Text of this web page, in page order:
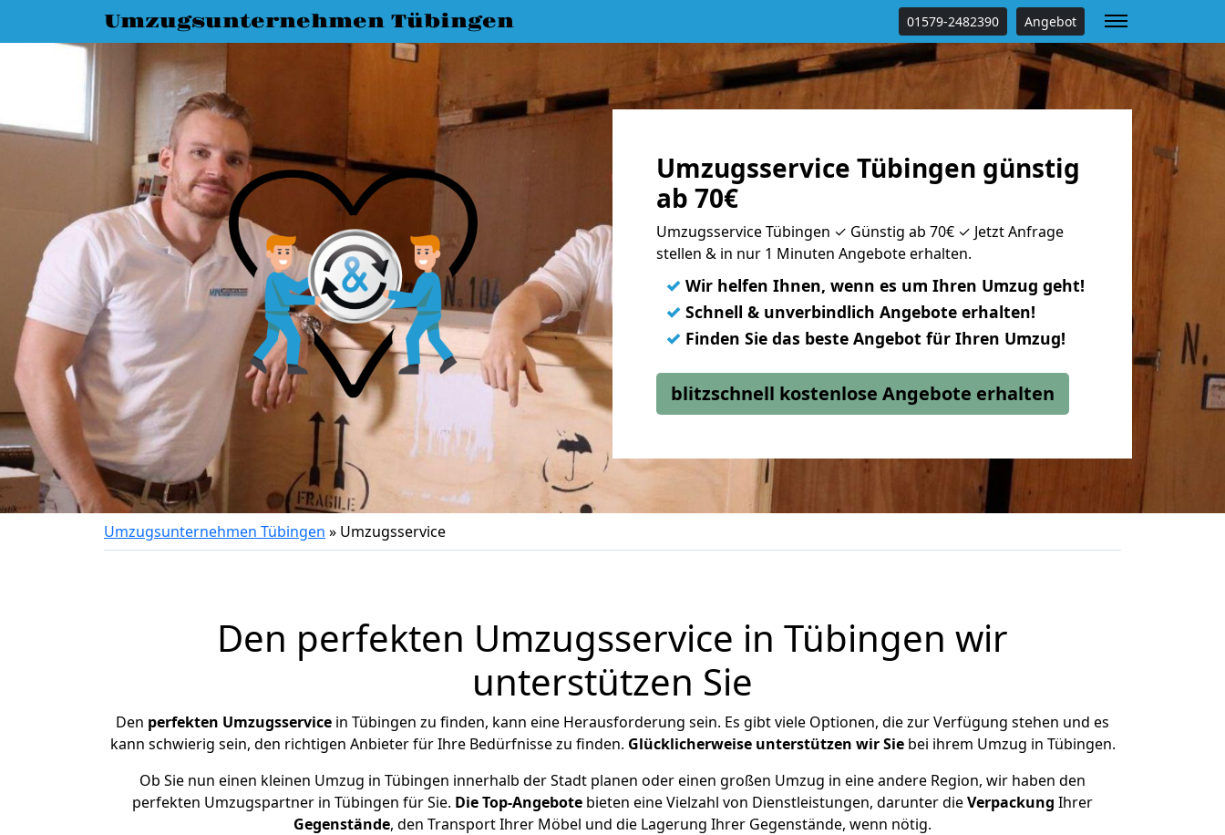
Umzugsunternehmen Tübingen 01579-2482390 Angebot
Umzugsservice Tübingen günstig
ab 70€
Umzugsservice Tübingen ✓ Günstig ab 70€ ✓ Jetzt Anfrage
stellen & in nur 1 Minuten Angebote erhalten.
✓ Wir helfen Ihnen, wenn es um Ihren Umzug geht!
✓ Schnell & unverbindlich Angebote erhalten!
✓ Finden Sie das beste Angebot für Ihren Umzug!
blitzschnell kostenlose Angebote erhalten
Umzugsunternehmen Tübingen » Umzugsservice
Den perfekten Umzugsservice in Tübingen wir
unterstützen Sie
Den perfekten Umzugsservice in Tübingen zu finden, kann eine Herausforderung sein. Es gibt viele Optionen, die zur Verfügung stehen und es
kann schwierig sein, den richtigen Anbieter für Ihre Bedürfnisse zu finden. Glücklicherweise unterstützen wir Siebei ihrem Umzug in Tübingen.
Ob Sie nun einen kleinen Umzug in Tübingen innerhalb der Stadt planen oder einen großen Umzug in eine andere Region, wir haben den
perfekten Umzugspartner in Tübingen für Sie. Die Top-Angebote bieten eine Vielzahl von Dienstleistungen, darunter dieVerpackung Ihrer
Gegenstände, den Transport Ihrer Möbel und die Lagerung Ihrer Gegenstände, wenn nötig.